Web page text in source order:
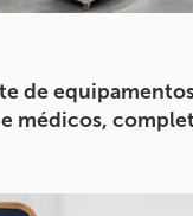
de
médicos,